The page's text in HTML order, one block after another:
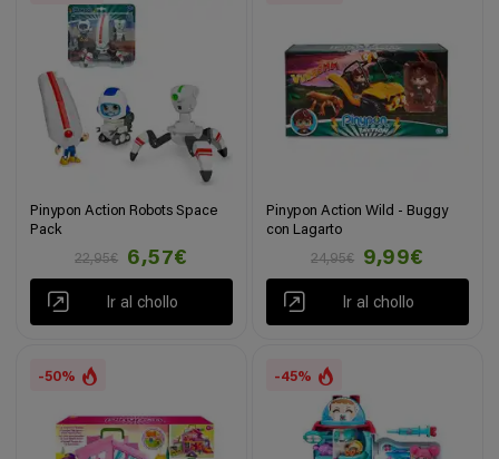
Pinypon Action Robots Space
Pack
22,95€
6,57€
Ir al chollo
Pinypon Action Wild - Buggy
con Lagarto
24,95€
9,99€
Ir al chollo
-50% -45%